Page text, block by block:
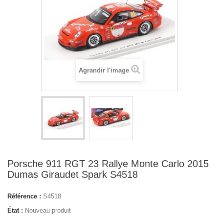
Agrandir l'image
Porsche 911 RGT 23 Rallye Monte Carlo 2015
Dumas Giraudet Spark S4518
Référence : S4518
État : Nouveau produit